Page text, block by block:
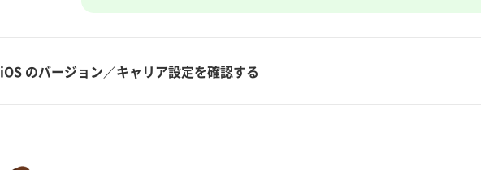
iOS のバージョン／キャリア設定を確認する